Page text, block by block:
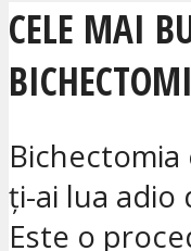
CELE MAI
Bichectomia
ți-ai lua adio
Este o